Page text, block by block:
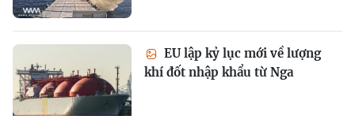
EU lập kỷ lục mới về lượng
khí đốt nhập khẩu từ Nga